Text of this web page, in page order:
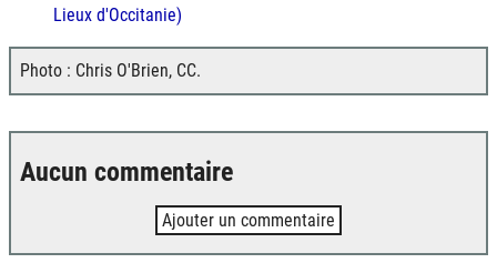
Lieux d'Occitanie)
Photo : Chris O'Brien, CC.
Aucun commentaire
Ajouter un commentaire